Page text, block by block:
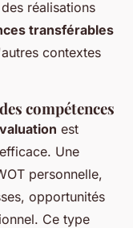
réalisations
transférables
contextes
compétences
est
Une
personnelle,
opportunités
Ce type